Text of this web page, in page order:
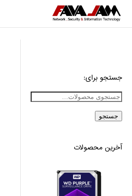
جستجو برای:
جستجو
آخرین محصولات